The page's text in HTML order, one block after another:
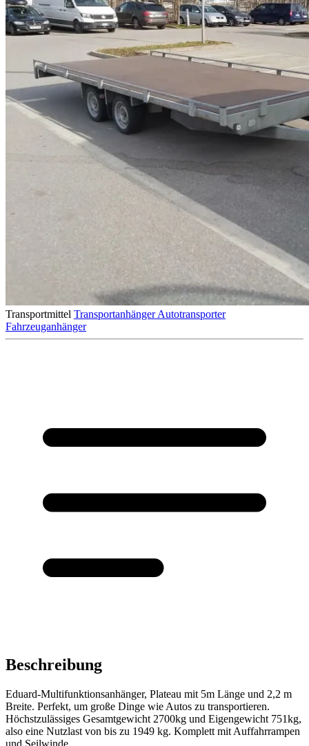
Transportmittel TransportanhängerAutotransporter
Fahrzeuganhänger
Beschreibung
Eduard-Multifunktionsanhänger, Plateau mit 5m Länge und 2,2 m
Breite. Perfekt, um große Dinge wie Autos zu transportieren.
Höchstzulässiges Gesamtgewicht 2700kg und Eigengewicht 751kg,
also eine Nutzlast von bis zu 1949 kg. Komplett mit Auffahrrampen
und Seilwinde.